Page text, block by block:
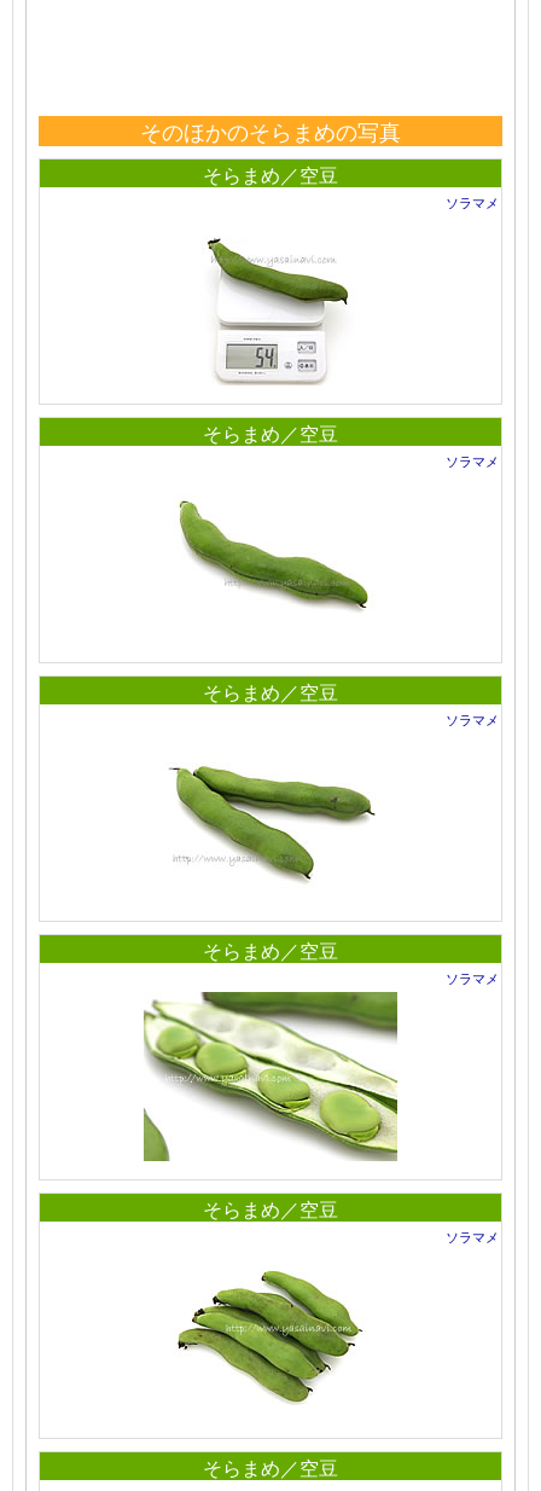
そのほかのそらまめの写真
そらまめ／空豆
ソラマメ
そらまめ／空豆
ソラマメ
そらまめ／空豆
ソラマメ
そらまめ／空豆
ソラマメ
そらまめ／空豆
ソラマメ
そらまめ／空豆